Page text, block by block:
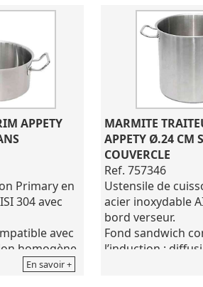
:
par
et
Marquage
traçabilité.
Montures inox
points multiples.
pour une
de qualité.
Hauteur : 180 mm
Capacité : 18.3 L
Poids : 4 kg
Diamètre de 36
Coloris gris
VENDU SANS
APPETY
Primary en
304 avec
avec
homogène
le fond de
En savoir +
MARMITE
APPETY Ø.24 CM
COUVERCLE
Ref. 757346
Ustensile de
acier inoxydable
bord verseur.
Fond sandwich
l’induction :